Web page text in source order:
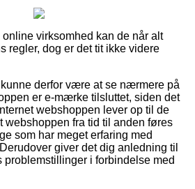
virksomhed kan de når alt
regler, dog er det tit ikke videre
derfor være at se nærmere på
er e-mærke tilsluttet, siden det
webshoppen lever op til de
webshoppen fra tid til anden føres
som har meget erfaring med
giver det dig anledning til
problemstillinger i forbindelse med